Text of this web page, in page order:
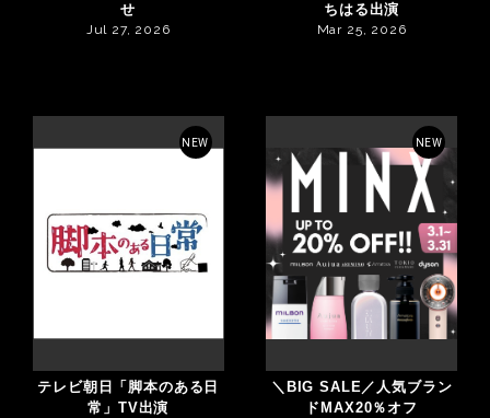
せ
Jul 27, 2026
ちはる出演
Mar 25, 2026
NEW
テレビ朝日「脚本のある日
常」TV出演
NEW
＼BIG SALE／人気ブラン
ドMAX20％オフ